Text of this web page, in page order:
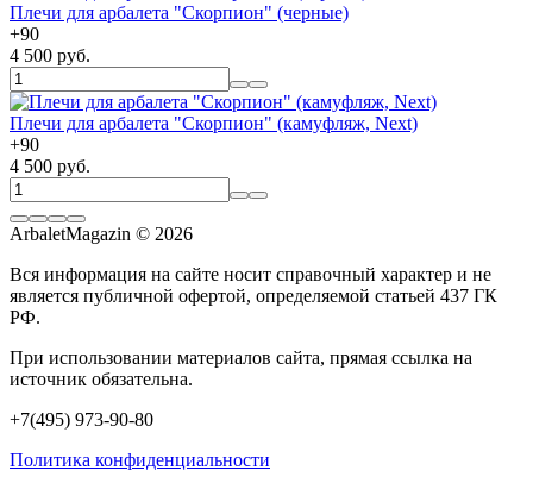
Плечи для арбалета "Скорпион" (черные)
+90
4 500 руб.
Плечи для арбалета "Скорпион" (камуфляж, Next)
+90
4 500 руб.
ArbaletMagazin © 2026
Вся информация на сайте носит справочный характер и не
является публичной офертой, определяемой статьей 437 ГК
РФ.
При использовании материалов сайта, прямая ссылка на
источник обязательна.
+7(495) 973-90-80
Политика конфиденциальности